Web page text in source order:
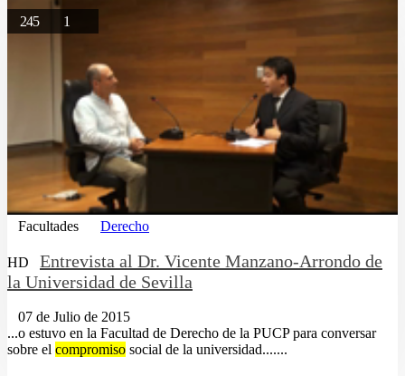
245 1
Facultades Derecho
HD
Entrevista al Dr. Vicente Manzano-Arrondo de
la Universidad de Sevilla
07 de Julio de 2015
...o estuvo en la Facultad de Derecho de la PUCP para conversar
sobre el compromiso social de la universidad.......